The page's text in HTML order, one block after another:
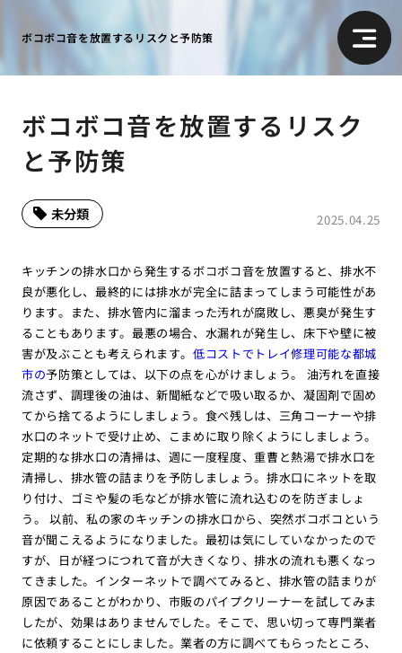
ボコボコ音を放置するリスクと予防策
ボコボコ音を放置するリスク
と予防策
2025.04.25
未分類
キッチンの排水口から発生するボコボコ音を放置すると、排水不
良が悪化し、最終的には排水が完全に詰まってしまう可能性があ
ります。また、排水管内に溜まった汚れが腐敗し、悪臭が発生す
ることもあります。最悪の場合、水漏れが発生し、床下や壁に被
害が及ぶことも考えられます。低コストでトレイ修理可能な都城
市の予防策としては、以下の点を心がけましょう。 油汚れを直接
流さず、調理後の油は、新聞紙などで吸い取るか、凝固剤で固め
てから捨てるようにしましょう。食べ残しは、三角コーナーや排
水口のネットで受け止め、こまめに取り除くようにしましょう。
定期的な排水口の清掃は、週に一度程度、重曹と熱湯で排水口を
清掃し、排水管の詰まりを予防しましょう。排水口にネットを取
り付け、ゴミや髪の毛などが排水管に流れ込むのを防ぎましょ
う。 以前、私の家のキッチンの排水口から、突然ボコボコという
音が聞こえるようになりました。最初は気にしていなかったので
すが、日が経つにつれて音が大きくなり、排水の流れも悪くなっ
てきました。インターネットで調べてみると、排水管の詰まりが
原因であることがわかり、市販のパイプクリーナーを試してみま
したが、効果はありませんでした。そこで、思い切って専門業者
に依頼することにしました。業者の方に調べてもらったところ、